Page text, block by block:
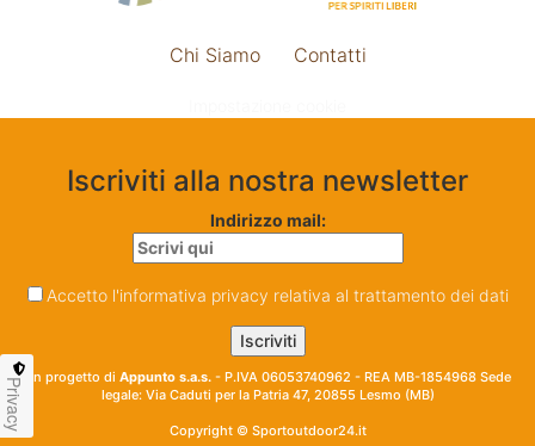
Chi Siamo Contatti
Iscriviti alla nostra newsletter
Indirizzo mail:
Accetto l'informativa privacy relativa al trattamento dei dati
Un progetto di Appunto s.a.s. - P.IVA 06053740962 - REA MB-1854968 Sede
legale: Via Caduti per la Patria 47, 20855 Lesmo (MB)
Copyright © Sportoutdoor24.it
Privacy